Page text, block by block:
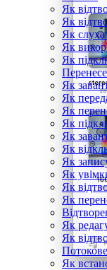
Як
Як
Як
Як
Як
Як
Як
Як
Як
Як
Як
Як
Як
Як
Як
Як
Як
Як